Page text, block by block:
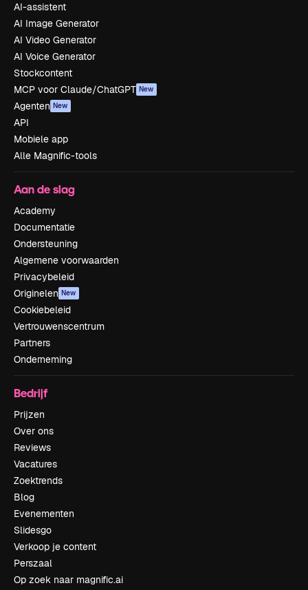
AI-assistent
AI Image Generator
AI Video Generator
AI Voice Generator
Stockcontent
MCP voor Claude/ChatGPT New
Agenten New
API
Mobiele app
Alle Magnific-tools
Aan de slag
Academy
Documentatie
Ondersteuning
Algemene voorwaarden
Privacybeleid
Originelen New
Cookiebeleid
Vertrouwenscentrum
Partners
Onderneming
Bedrijf
Prijzen
Over ons
Reviews
Vacatures
Zoektrends
Blog
Evenementen
Slidesgo
Verkoop je content
Perszaal
Op zoek naar magnific.ai